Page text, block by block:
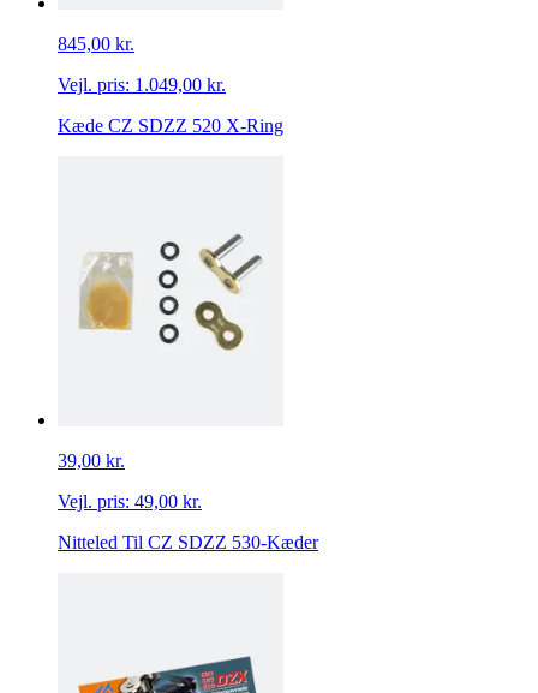
845,00 kr.
Vejl. pris: 1.049,00 kr.
Kæde CZ SDZZ 520 X-Ring
39,00 kr.
Vejl. pris: 49,00 kr.
Nitteled Til CZ SDZZ 530-Kæder